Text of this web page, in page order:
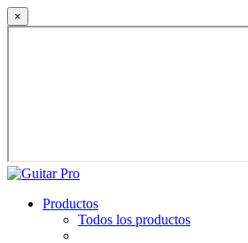
×
Productos
Todos los productos